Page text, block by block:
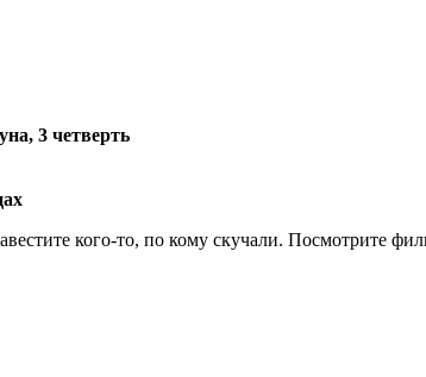
3 четверть
кого-то, по кому скучали. Посмотрите